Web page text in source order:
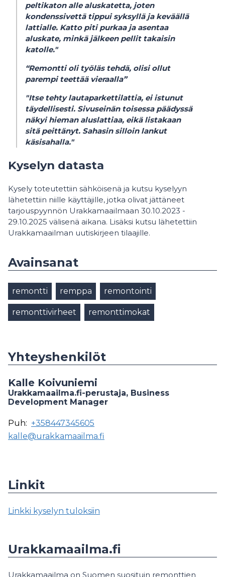
peltikaton alle aluskatetta, joten
kondenssivettä tippui syksyllä ja keväällä
lattialle. Katto piti purkaa ja asentaa
aluskate, minkä jälkeen pellit takaisin
katolle."
“Remontti oli työläs tehdä, olisi ollut
parempi teettää vieraalla”
"Itse tehty lautaparkettilattia, ei istunut
täydellisesti. Sivuseinän toisessa päädyssä
näkyi hieman aluslattiaa, eikä listakaan
sitä peittänyt. Sahasin silloin lankut
käsisahalla."
Kyselyn datasta
Kysely toteutettiin sähköisenä ja kutsu kyselyyn
lähetettiin niille käyttäjille, jotka olivat jättäneet
tarjouspyynnön Urakkamaailmaan 30.10.2023 -
29.10.2025 välisenä aikana. Lisäksi kutsu lähetettiin
Urakkamaailman uutiskirjeen tilaajille.
Avainsanat
remontti remppa remontointi
remonttivirheet remonttimokat
Yhteyshenkilöt
Kalle Koivuniemi
Urakkamaailma.fi-perustaja, Business
Development Manager
Puh: +358447345605
kalle@urakkamaailma.fi
Linkit
Linkki kyselyn tuloksiin
Urakkamaailma.fi
Urakkamaailma on Suomen suosituin remonttien